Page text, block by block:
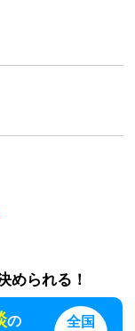
められる！
の
全国